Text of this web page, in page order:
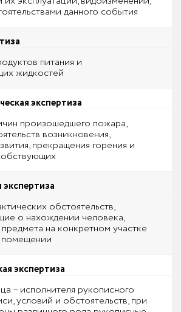
данного события
питания и
жидкостей
экспертиза
произошедшего пожара,
возникновения,
прекращения горения и
обстоятельств,
о нахождении человека,
на конкретном участке
помещении
экспертиза
– исполнителя рукописного
условий и обстоятельств, при